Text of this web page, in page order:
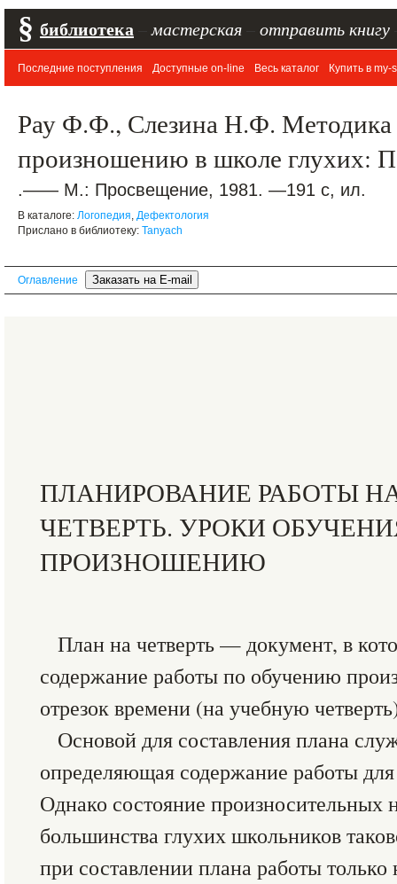
§ библиотека мастерская отправить книгу
Последние поступления Доступные on-line Весь каталог Купить в my-
Рау Ф.Ф., Слезина Н.Ф. Методика
произношению в школе глухих:
.—— М.: Просвещение, 1981. —191 с, ил.
В каталоге: Логопедия, Дефектология
Прислано в библиотеку: Tanyach
Оглавление
ПЛАНИРОВАНИЕ РАБОТЫ
ЧЕТВЕРТЬ. УРОКИ
ПРОИЗНОШЕНИЮ
План на четверть — документ, в
содержание работы по обучению
отрезок времени (на учебную
Основой для составления плана
определяющая содержание работы
Однако состояние произносительных
большинства глухих школьников
при составлении плана работы